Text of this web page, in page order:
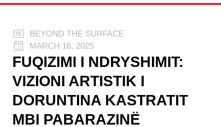
BEYOND THE SURFACE
MARCH 16, 2025
FUQIZIMI I NDRYSHIMIT:
VIZIONI ARTISTIK I
DORUNTINA KASTRATIT
MBI PABARAZINË